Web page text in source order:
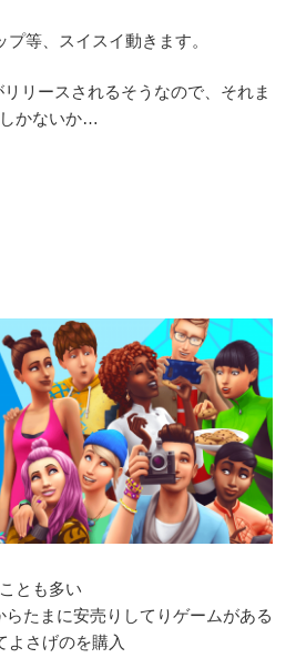
等、スイスイ動きます。
リースされるそうなので、それま
かないか…
とも多い
たまに安売りしてりゲームがある
よさげのを購入